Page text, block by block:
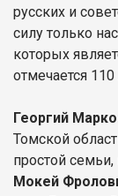
русских и
силу только
которых
отмечается
Георгий
Томской
простой
Мокей